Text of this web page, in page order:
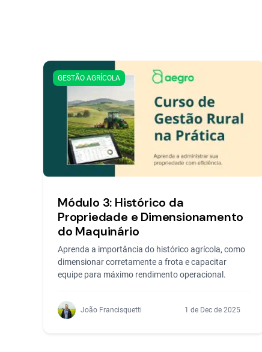
GESTÃO AGRÍCOLA
Módulo 3: Histórico da
Propriedade e Dimensionamento
do Maquinário
Aprenda a importância do histórico agrícola, como
dimensionar corretamente a frota e capacitar
equipe para máximo rendimento operacional.
João Francisquetti 1 de Dec de 2025